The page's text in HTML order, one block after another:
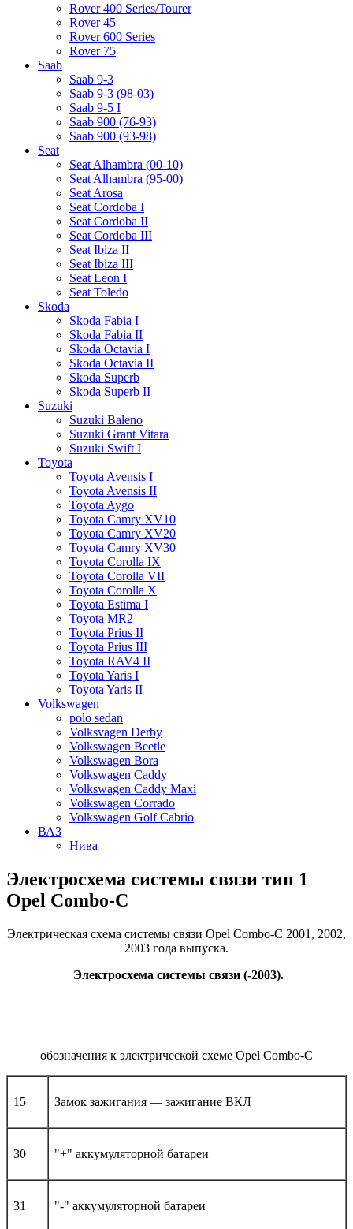
Rover 400 Series/Tourer
Rover 45
Rover 600 Series
Rover 75
Saab
Saab 9-3
Saab 9-3 (98-03)
Saab 9-5 I
Saab 900 (76-93)
Saab 900 (93-98)
Seat
Seat Alhambra (00-10)
Seat Alhambra (95-00)
Seat Arosa
Seat Cordoba I
Seat Cordoba II
Seat Cordoba III
Seat Ibiza II
Seat Ibiza III
Seat Leon I
Seat Toledo
Skoda
Skoda Fabia I
Skoda Fabia II
Skoda Octavia I
Skoda Octavia II
Skoda Superb
Skoda Superb II
Suzuki
Suzuki Baleno
Suzuki Grant Vitara
Suzuki Swift I
Toyota
Toyota Avensis I
Toyota Avensis II
Toyota Aygo
Toyota Camry XV10
Toyota Camry XV20
Toyota Camry XV30
Toyota Corolla IX
Toyota Corolla VII
Toyota Corolla X
Toyota Estima I
Toyota MR2
Toyota Prius II
Toyota Prius III
Toyota RAV4 II
Toyota Yaris I
Toyota Yaris II
Volkswagen
polo sedan
Volksvagen Derby
Volkswagen Beetle
Volkswagen Bora
Volkswagen Caddy
Volkswagen Caddy Maxi
Volkswagen Corrado
Volkswagen Golf Cabrio
ВАЗ
Нива
Электросхема системы связи тип 1
Opel Combo-С
Электрическая схема системы связи Opel Combo-С 2001, 2002,
2003 года выпуска.
Электросхема системы связи (-2003).
обозначения к электрической схеме Opel Combo-С
15 Замок зажигания — зажигание ВКЛ
30 "+" аккумуляторной батареи
31 "-" аккумуляторной батареи